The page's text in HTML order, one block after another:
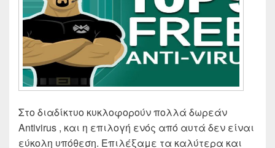
Στο διαδίκτυο κυκλοφορούν πολλά δωρεάν
Antivirus , και η επιλογή ενός από αυτά δεν είναι
εύκολη υπόθεση. Επιλέξαμε τα καλύτερα και